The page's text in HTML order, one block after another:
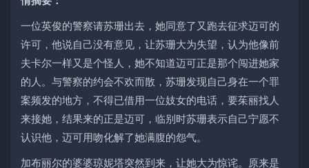
一位英俊的警察请苏珊出去，她同意了又跑去征求迈可的
许可，他说自己没有意见，让苏珊大为失望，认为他像前
夫卡尔一样又是个怪人，她不知道迈可正是那个闯进她家
的人。与警察的约会不欢而散，苏珊发现自己身在一个罪
案频发的地方，不得已借用一位妓女的电话，要茱丽找人
来接她，结果来的正是迈可，临别时苏珊表示自己宁愿不
认识他，迈可用吻化解了她满腹的怨气。
加布丽尔的婆婆琼妮塔突然到来，让她大为惊诧。原来是